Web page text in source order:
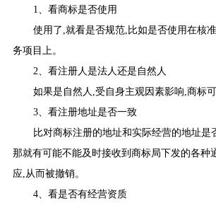
1、看商标是否使用
使用了,就看是否规范,比如是否使用在核
务项目上。
2、看注册人是法人还是自然人
如果是自然人,受自身主观因素影响,商标可
3、看注册地址是否一致
比对商标注册的地址和实际经营的地址是
那就有可能不能及时接收到商标局下发的各种
应,从而被撤销。
4、看是否有经营资质